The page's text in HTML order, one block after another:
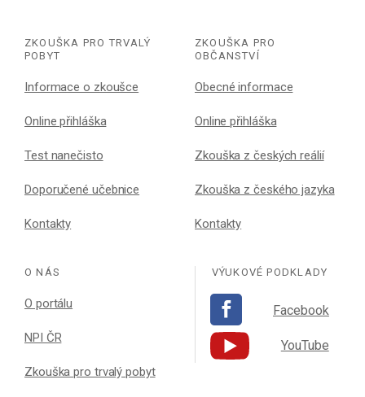
ZKOUŠKA PRO TRVALÝ
POBYT
Informace o zkoušce
Online přihláška
Test nanečisto
Doporučené učebnice
Kontakty
ZKOUŠKA PRO
OBČANSTVÍ
Obecné informace
Online přihláška
Zkouška z českých reálií
Zkouška z českého jazyka
Kontakty
O NÁS
O portálu
NPI ČR
Zkouška pro trvalý pobyt
VÝUKOVÉ PODKLADY
Facebook
YouTube